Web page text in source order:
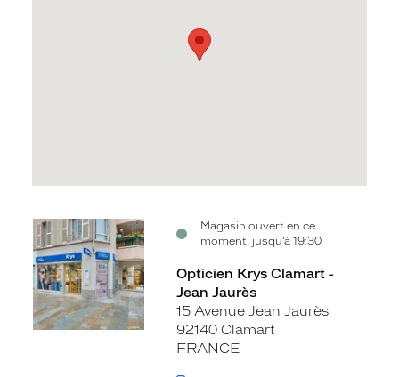
Magasin ouvert en ce
moment, jusqu’à 19:30
Voir
la
fiche
Opticien Krys Clamart -
Jean Jaurès
15 Avenue Jean Jaurès
92140 Clamart
FRANCE